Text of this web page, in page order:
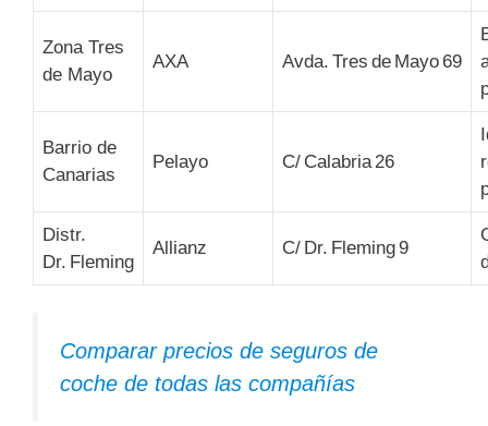
Zona Tres
de Mayo
AXA Avda. Tres de Mayo 69
Barrio de
Canarias
Pelayo C/ Calabria 26
Distr.
Dr. Fleming
Allianz C/ Dr. Fleming 9
Comparar precios de seguros de
coche de todas las compañías